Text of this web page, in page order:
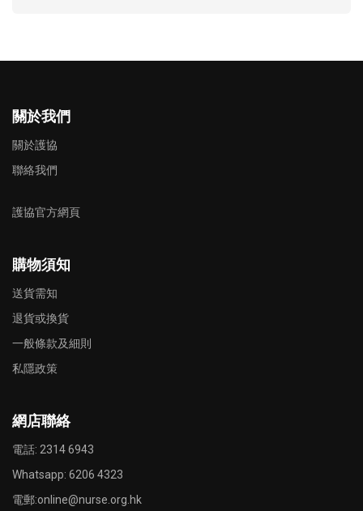
關於我們
關於護協
聯絡我們
護協官方網頁
購物須知
送貨需知
退貨或換貨
一般條款及細則
私隱政策
網店聯絡
電話: 2314 6943
Whatsapp: 6206 4323
電郵:online@nurse.org.hk